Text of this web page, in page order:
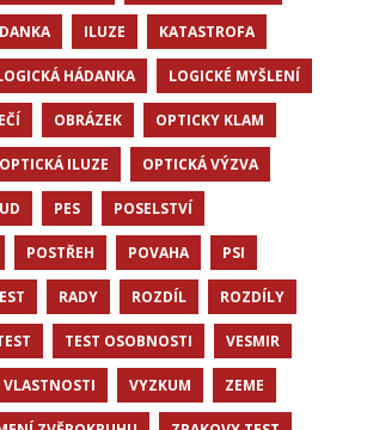
ILUZE KATASTROFA
HÁDANKA LOGICKÉ MYŠLENÍ
OBRÁZEK OPTICKY KLAM
OPTICKÁ ILUZE OPTICKÁ VÝZVA
PES POSELSTVÍ
POSTŘEH POVAHA PSI
RADY ROZDÍL ROZDÍLY
TEST OSOBNOSTI VESMIR
VLASTNOSTI VYZKUM ZEME